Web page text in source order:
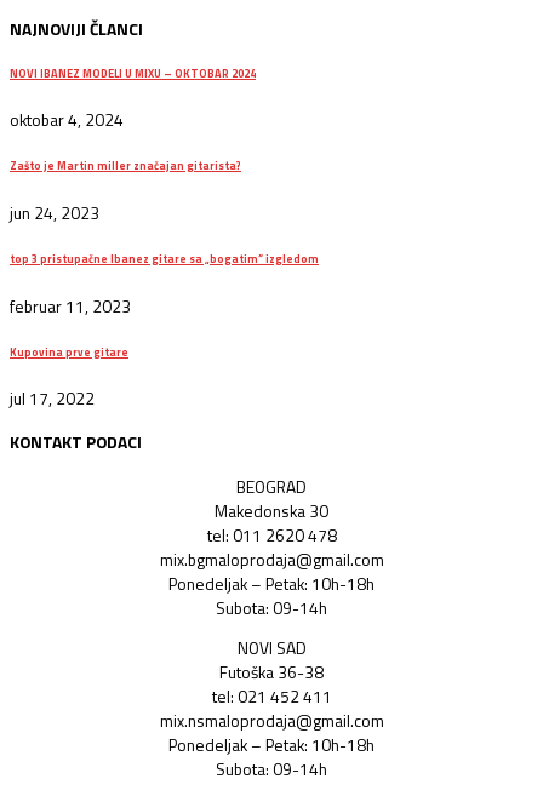
NAJNOVIJI ČLANCI
NOVI IBANEZ MODELI U MIXU – OKTOBAR 2024
oktobar 4, 2024
Zašto je Martin miller značajan gitarista?
jun 24, 2023
top 3 pristupačne Ibanez gitare sa „bogatim“ izgledom
februar 11, 2023
Kupovina prve gitare
jul 17, 2022
KONTAKT PODACI
BEOGRAD
Makedonska 30
tel: 011 2620 478
mix.bgmaloprodaja@gmail.com
Ponedeljak – Petak: 10h-18h
Subota: 09-14h
NOVI SAD
Futoška 36-38
tel: 021 452 411
mix.nsmaloprodaja@gmail.com
Ponedeljak – Petak: 10h-18h
Subota: 09-14h